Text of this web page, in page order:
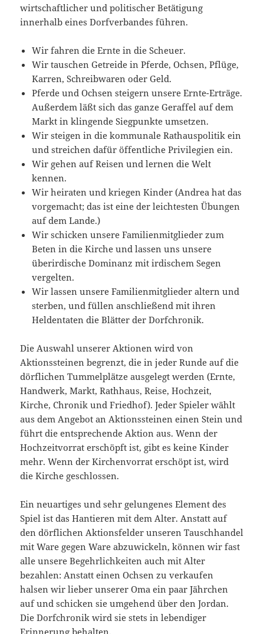
wirtschaftlicher und politischer Betätigung
innerhalb eines Dorfverbandes führen.
Wir fahren die Ernte in die Scheuer.
Wir tauschen Getreide in Pferde, Ochsen, Pflüge,
Karren, Schreibwaren oder Geld.
Pferde und Ochsen steigern unsere Ernte-Erträge.
Außerdem läßt sich das ganze Geraffel auf dem
Markt in klingende Siegpunkte umsetzen.
Wir steigen in die kommunale Rathauspolitik ein
und streichen dafür öffentliche Privilegien ein.
Wir gehen auf Reisen und lernen die Welt
kennen.
Wir heiraten und kriegen Kinder (Andrea hat das
vorgemacht; das ist eine der leichtesten Übungen
auf dem Lande.)
Wir schicken unsere Familienmitglieder zum
Beten in die Kirche und lassen uns unsere
überirdische Dominanz mit irdischem Segen
vergelten.
Wir lassen unsere Familienmitglieder altern und
sterben, und füllen anschließend mit ihren
Heldentaten die Blätter der Dorfchronik.
Die Auswahl unserer Aktionen wird von
Aktionssteinen begrenzt, die in jeder Runde auf die
dörflichen Tummelplätze ausgelegt werden (Ernte,
Handwerk, Markt, Rathhaus, Reise, Hochzeit,
Kirche, Chronik und Friedhof). Jeder Spieler wählt
aus dem Angebot an Aktionssteinen einen Stein und
führt die entsprechende Aktion aus. Wenn der
Hochzeitvorrat erschöpft ist, gibt es keine Kinder
mehr. Wenn der Kirchenvorrat erschöpt ist, wird
die Kirche geschlossen.
Ein neuartiges und sehr gelungenes Element des
Spiel ist das Hantieren mit dem Alter. Anstatt auf
den dörflichen Aktionsfelder unseren Tauschhandel
mit Ware gegen Ware abzuwickeln, können wir fast
alle unsere Begehrlichkeiten auch mit Alter
bezahlen: Anstatt einen Ochsen zu verkaufen
halsen wir lieber unserer Oma ein paar Jährchen
auf und schicken sie umgehend über den Jordan.
Die Dorfchronik wird sie stets in lebendiger
Erinnerung behalten.